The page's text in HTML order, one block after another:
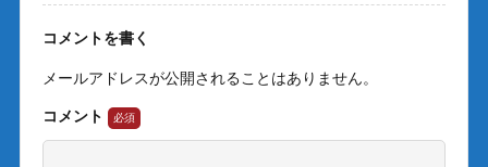
コメントを書く
メールアドレスが公開されることはありません。
コメント